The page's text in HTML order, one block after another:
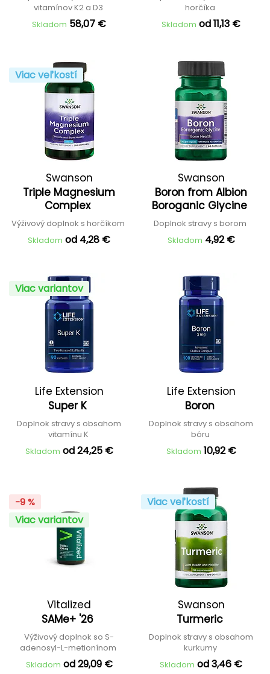
vitamínov K2 a D3
Skladom 58,07 €
horčíka
Skladom od 11,13 €
Viac veľkostí
Swanson
Triple Magnesium
Complex
Výživový doplnok s horčíkom
Skladom od 4,28 €
Swanson
Boron from Albion
Boroganic Glycine
Doplnok stravy s borom
Skladom 4,92 €
Viac variantov
Life Extension
Super K
Doplnok stravy s obsahom
vitamínu K
Skladom od 24,25 €
Life Extension
Boron
Doplnok stravy s obsahom
bóru
Skladom 10,92 €
-9 %
Viac variantov
Vitalized
SAMe+ '26
Výživový doplnok so S-
adenosyl-L-metionínom
Skladom od 29,09 €
Viac veľkostí
Swanson
Turmeric
Doplnok stravy s obsahom
kurkumy
Skladom od 3,46 €